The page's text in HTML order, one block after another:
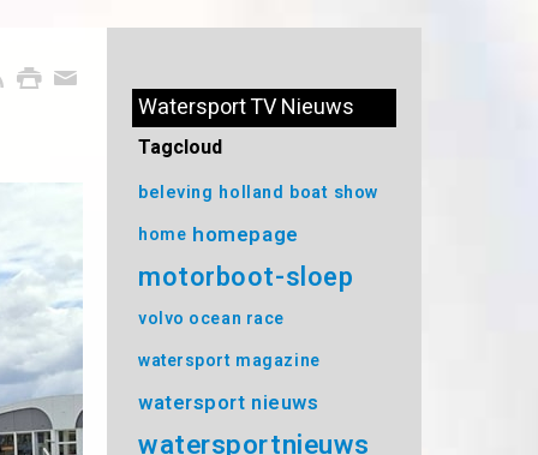
Watersport TV Nieuws
Tagcloud
beleving holland boat show
home homepage
motorboot-sloep
volvo ocean race
watersport magazine
watersport nieuws
watersportnieuws